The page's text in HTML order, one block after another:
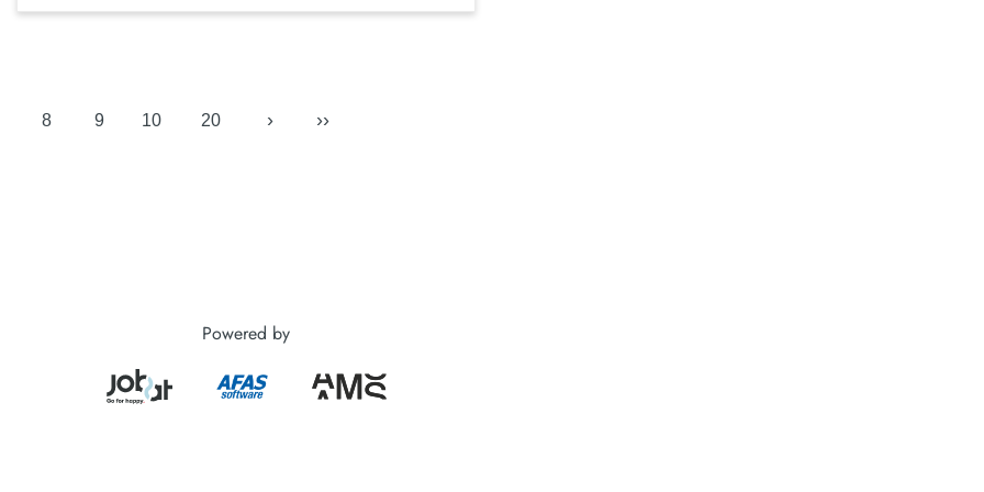
8 9 10 20 › ››
Powered by